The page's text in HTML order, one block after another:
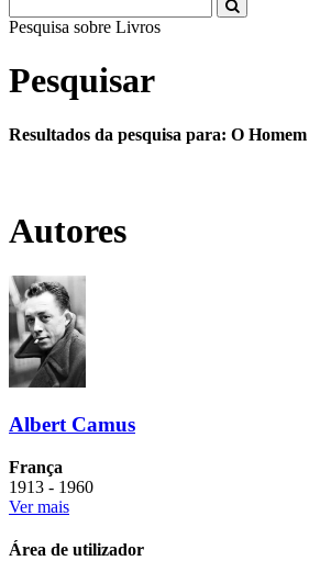
Pesquisa sobre L
Pesquisar
Resultados da pesquisa para: O
Autores
Albert Camus
França
1913 - 1960
Ver mais
Área de utilizador